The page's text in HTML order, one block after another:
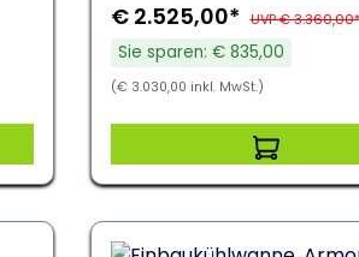
€ 2.525,00* UVP € 3.360,00*
Sie sparen: € 835,00
(€ 3.030,00 inkl. MwSt.)